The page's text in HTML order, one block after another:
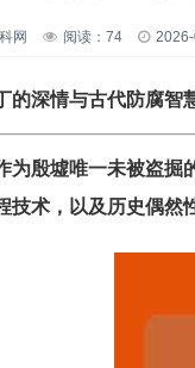
网 阅读：74
的深情与古代防腐智
为殷墟唯一未被盗掘
技术，以及历史偶然